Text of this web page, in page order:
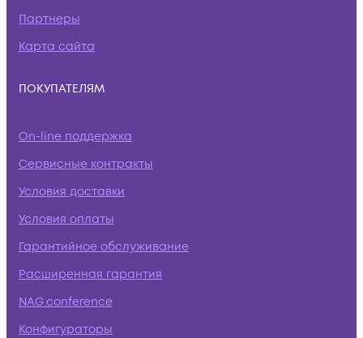
Партнеры
Карта сайта
ПОКУПАТЕЛЯМ
On-line поддержка
Сервисные контракты
Условия доставки
Условия оплаты
Гарантийное обслуживание
Расширенная гарантия
NAG.conference
Конфигураторы